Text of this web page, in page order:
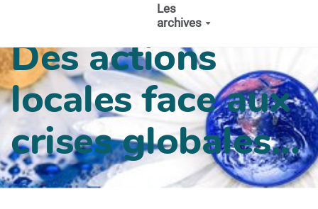
Les
archives
Des actions
locales face aux
crises globales...